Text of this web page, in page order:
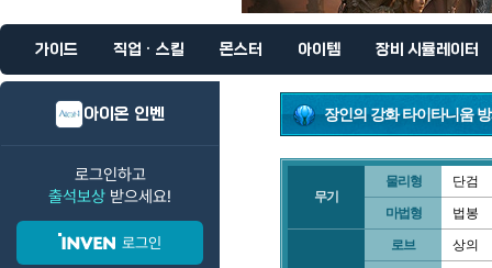
가이드 직업 · 스킬 몬스터 아이템 장비 시뮬레이터
아이온 인벤
로그인하고
출석보상 받으세요!
로그인
장인의 강화 타이타니움
무기
물리형 단검
마법형 법봉
로브 상의